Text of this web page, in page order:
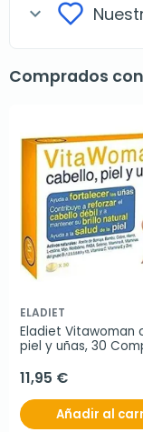
expand_more
Comprados
ELADIET
Eladiet Vitawoman
piel y uñas, 30
11,95 €
Añadir al